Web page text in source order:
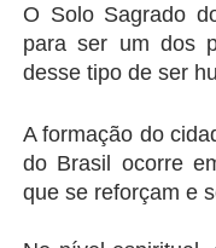
O Solo Sagrado
para ser um dos
desse tipo de ser
A formação do
do Brasil ocorre
que se reforçam e